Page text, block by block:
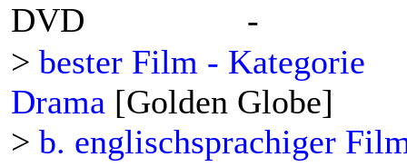
DVD
-
> bester Film - Kategorie
Drama [Golden Globe]
> b. englischsprachiger